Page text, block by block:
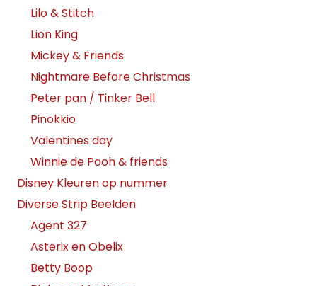
Lilo & Stitch
Lion King
Mickey & Friends
Nightmare Before Christmas
Peter pan / Tinker Bell
Pinokkio
Valentines day
Winnie de Pooh & friends
Disney Kleuren op nummer
Diverse Strip Beelden
Agent 327
Asterix en Obelix
Betty Boop